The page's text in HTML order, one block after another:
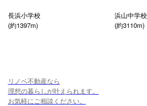
長浜小学校
(約1397m)
浜山中学校
(約3110m)
リノベ不動産なら
理想の暮らしが叶えられます。
お気軽にご相談ください。